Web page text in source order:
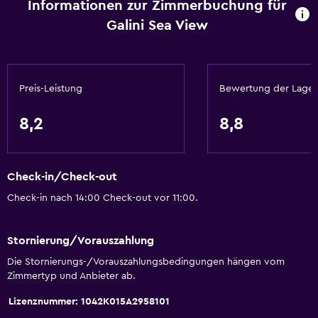
Zutritt mit Schlüssel
Flasche Wasser
WLAN in allen Bereichen verfügbar
Internet
Toilettenartikel
Rauchmelder
Heizung
Informationen zur Zimmerbuchung für
Galini Sea View
Preis-Leistung
8,2
Bewertung der Lage
8,8
Check-in/Check-out
Check-in nach 14:00 Check-out vor 11:00.
Stornierung/Vorauszahlung
Die Stornierungs-/Vorauszahlungsbedingungen hängen vom
Zimmertyp und Anbieter ab.
Lizenznummer: 1042K015A2958101